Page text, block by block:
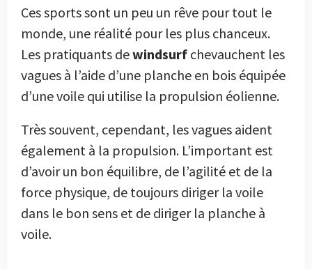
Ces sports sont un peu un rêve pour tout le
monde, une réalité pour les plus chanceux.
Les pratiquants dewindsurf chevauchent les
vagues à l’aide d’une planche en bois équipée
d’une voile qui utilise la propulsion éolienne.
Très souvent, cependant, les vagues aident
également à la propulsion. L’important est
d’avoir un bon équilibre, de l’agilité et de la
force physique, de toujours diriger la voile
dans le bon sens et de diriger la planche à
voile.